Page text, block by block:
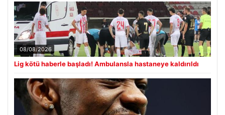
08/08/2026
Lig kötü haberle başladı! Ambulansla hastaneye kaldırıldı